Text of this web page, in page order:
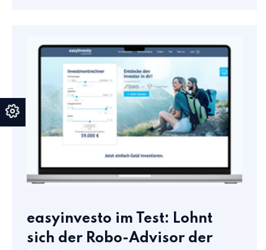
easyinvesto im Test: Lohnt
sich der Robo-Advisor der